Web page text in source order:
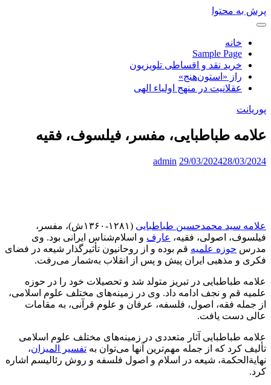
پرش به محتوا
خانه
Sample Page
خرید نقد و اقساطی تلویزیون
راز «استون‌هنج»
عقلانیت در منهج اولیاء الهی
پوریانت
علامه طباطبایی، مفسر، فیلسوف، فقیه
29/03/202428/03/2024
admin
علامه سید محمدحسین طباطبایی
(۱۲۸۱-۱۳۶۰ش)، مفسر،
فیلسوف، اصولی، فقیه، عارف و اسلام‌شناس ایرانی بود. وی
مدرس حوزه علمیه قم بوده و از روحانیون تأثیرگذار شیعه در فضای
فکری و مذهبی ایران پیش و پس از انقلاب به‌شمار می‌رفت.
علامه طباطبایی در تبریز متولد شد و تحصیلات خود را در حوزه
علمیه قم و نجف ادامه داد. وی در زمینه‌های مختلف علوم اسلامی،
از جمله فقه، اصول، فلسفه، عرفان و علوم قرآنی، به مقامات
عالی دست یافت.
علامه طباطبایی آثار متعددی در زمینه‌های مختلف علوم اسلامی
تألیف کرد که از جمله مهم‌ترین آنها می‌توان به تفسیر المیزان،
نهایةالحکمة، شیعه در اسلام و اصول فلسفه و روش رئالیسم اشاره
کرد.